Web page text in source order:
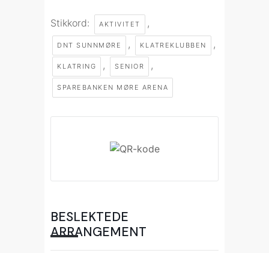
Stikkord: AKTIVITET ,
DNT SUNNMØRE , KLATREKLUBBEN ,
KLATRING , SENIOR ,
SPAREBANKEN MØRE ARENA
BESLEKTEDE
ARRANGEMENT